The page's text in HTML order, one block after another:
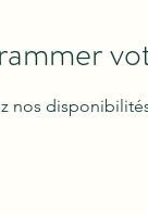
nos